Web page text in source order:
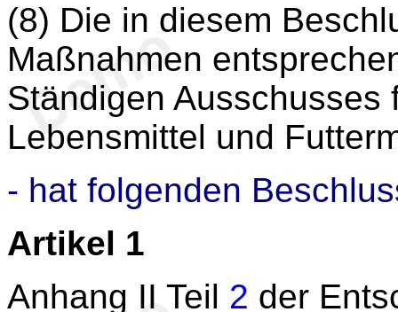
(8) Die in diesem
Maßnahmen
Ständigen Ausschusses
Lebensmittel und
- hat folgenden
Artikel 1
Anhang II Teil 2 der